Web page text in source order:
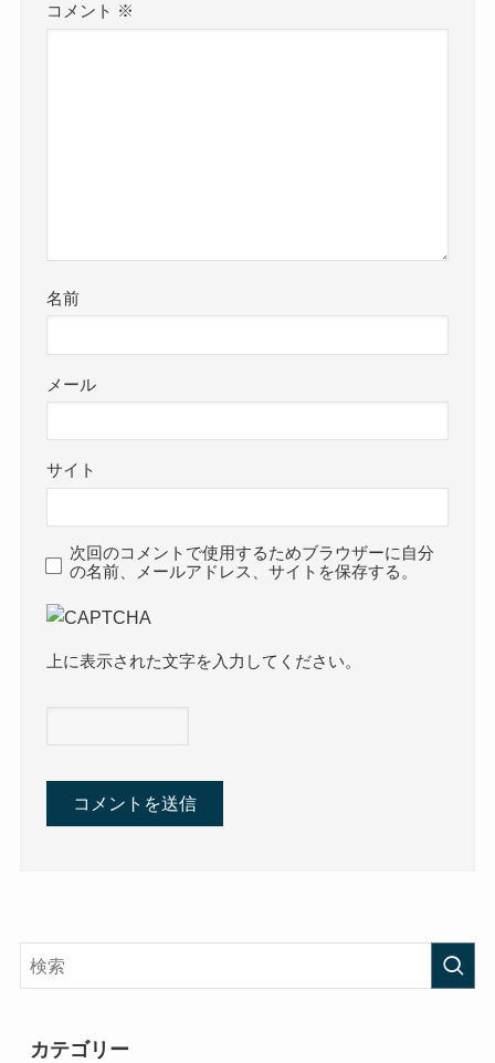
コメント ※
名前
メール
サイト
次回のコメントで使用するためブラウザーに自分
の名前、メールアドレス、サイトを保存する。
上に表示された文字を入力してください。
カテゴリー